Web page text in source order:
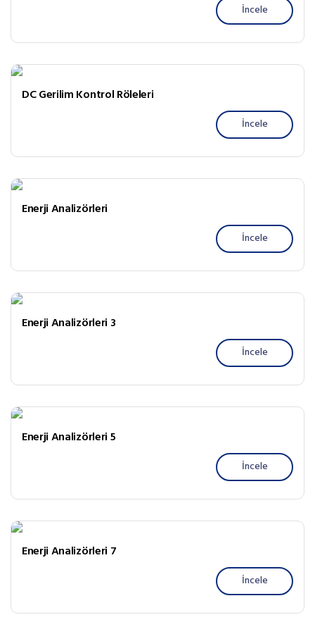
İncele
DC Gerilim Kontrol Röleleri
İncele
Enerji Analizörleri
İncele
Enerji Analizörleri 3
İncele
Enerji Analizörleri 5
İncele
Enerji Analizörleri 7
İncele